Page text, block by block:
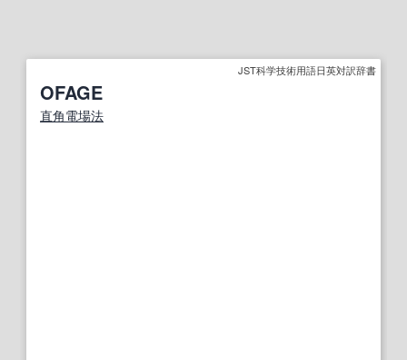
JST科学技術用語日英対訳辞書
OFAGE
直角電場法